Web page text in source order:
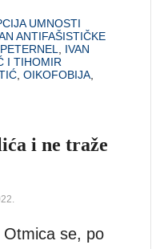
UMNOSTI
ANTIFAŠISTIČKE
IVAN
I TIHOMIR
,OIKOFOBIJA
i ne traže
Otmica se, po